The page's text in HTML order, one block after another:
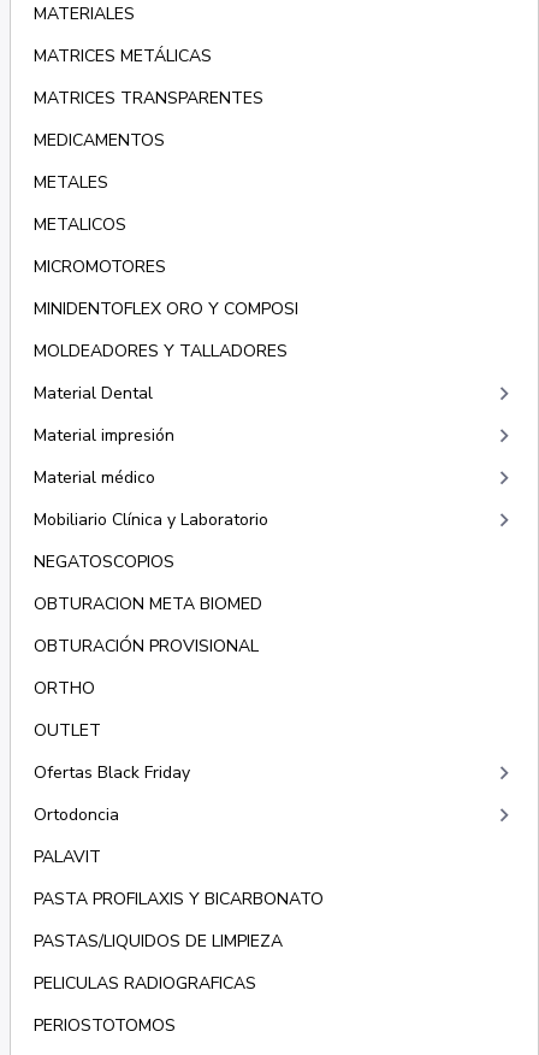
MATERIALES
MATRICES METÁLICAS
MATRICES TRANSPARENTES
MEDICAMENTOS
METALES
METALICOS
MICROMOTORES
MINIDENTOFLEX ORO Y COMPOSI
MOLDEADORES Y TALLADORES
Material Dental
keyboard_arrow_right
Material impresión keyboard_arrow_right
Material médico keyboard_arrow_right
Mobiliario Clínica y Laboratorio keyboard_arrow_right
NEGATOSCOPIOS
OBTURACION META BIOMED
OBTURACIÓN PROVISIONAL
ORTHO
OUTLET
Ofertas Black Friday
keyboard_arrow_right
Ortodoncia keyboard_arrow_right
PALAVIT
PASTA PROFILAXIS Y BICARBONATO
PASTAS/LIQUIDOS DE LIMPIEZA
PELICULAS RADIOGRAFICAS
PERIOSTOTOMOS